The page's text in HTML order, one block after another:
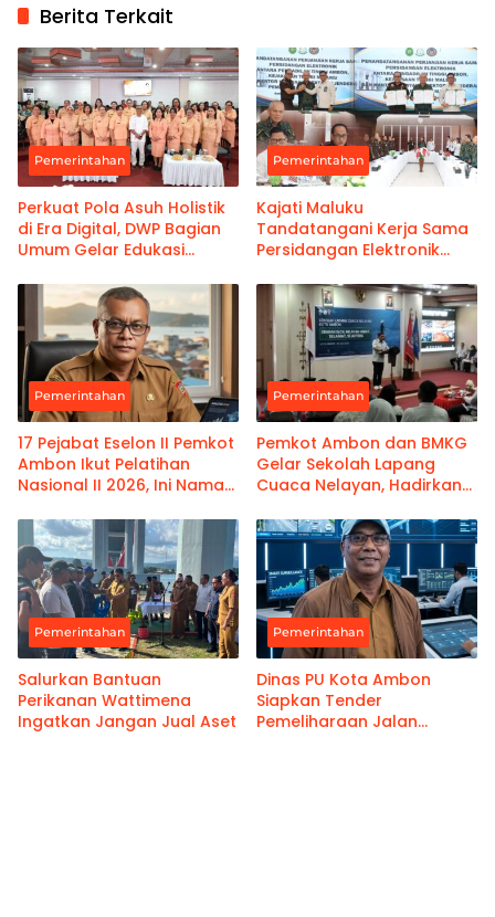
Berita Terkait
Pemerintahan
Perkuat Pola Asuh Holistik
di Era Digital, DWP Bagian
Umum Gelar Edukasi
Pemerintahan
Kajati Maluku
Tandatangani Kerja Sama
Persidangan Elektronik
Kanwil Pemasyarakatan
Maluku
Pemerintahan
17 Pejabat Eselon II Pemkot
Ambon Ikut Pelatihan
Nasional II 2026, Ini Nama-
Pemerintahan
Pemkot Ambon dan BMKG
Gelar Sekolah Lapang
Cuaca Nelayan, Hadirkan
Pemerintahan
Salurkan Bantuan
Perikanan Wattimena
Ingatkan Jangan Jual Aset
Pemerintahan
Dinas PU Kota Ambon
Siapkan Tender
Pemeliharaan Jalan